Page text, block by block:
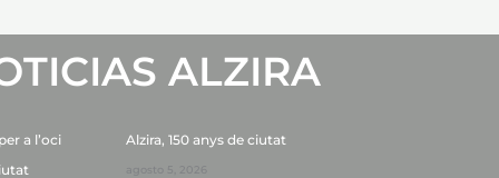
ALZIRA
a l’oci
Alzira, 150 anys de ciutat